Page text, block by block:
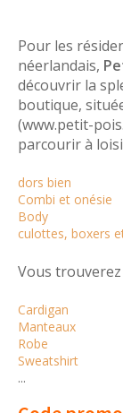
Pour les
néerlandais,
découvrir la
boutique,
(www.petit-
parcourir à
dors bien
Combi et onésie
Body
culottes, boxers
Vous
Cardigan
Manteaux
Robe
Sweatshirt
...